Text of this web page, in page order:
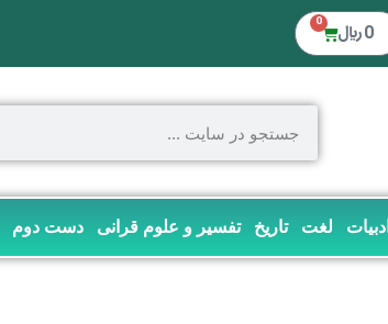
0 ﷼ 0
ادبیات لغت تاریخ تفسیر و علوم قرانی دست دوم